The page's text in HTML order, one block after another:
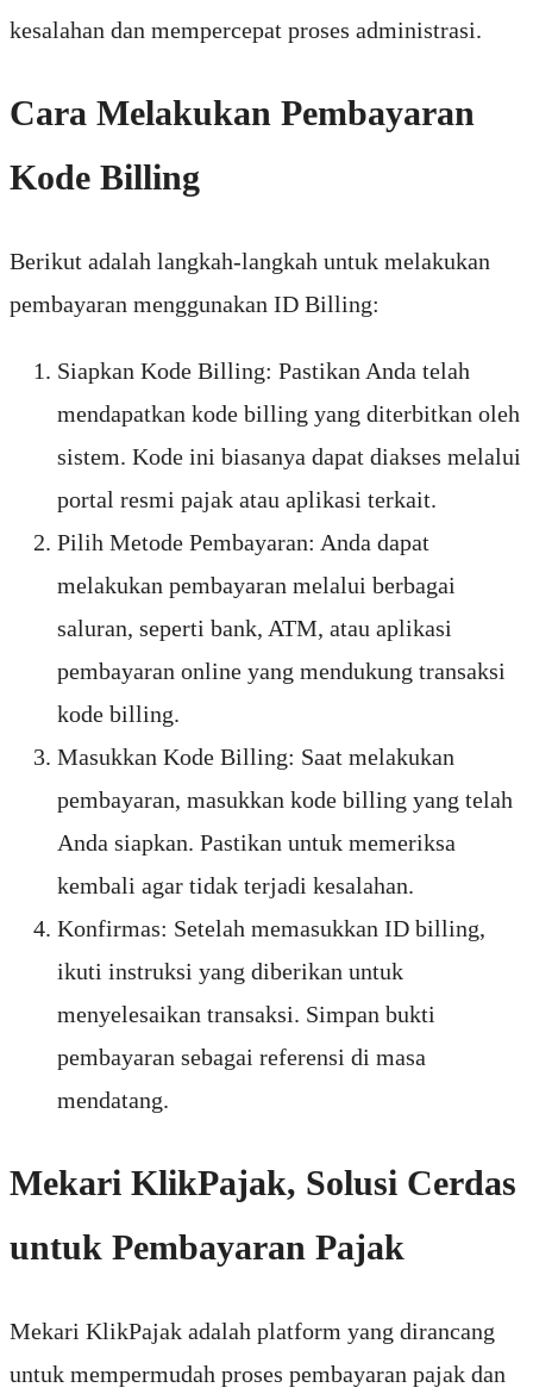
kesalahan dan mempercepat proses administrasi.
Cara Melakukan Pembayaran
Kode Billing
Berikut adalah langkah-langkah untuk melakukan
pembayaran menggunakan ID Billing:
Siapkan Kode Billing: Pastikan Anda telah
mendapatkan kode billing yang diterbitkan oleh
sistem. Kode ini biasanya dapat diakses melalui
portal resmi pajak atau aplikasi terkait.
Pilih Metode Pembayaran: Anda dapat
melakukan pembayaran melalui berbagai
saluran, seperti bank, ATM, atau aplikasi
pembayaran online yang mendukung transaksi
kode billing.
Masukkan Kode Billing: Saat melakukan
pembayaran, masukkan kode billing yang telah
Anda siapkan. Pastikan untuk memeriksa
kembali agar tidak terjadi kesalahan.
Konfirmas: Setelah memasukkan ID billing,
ikuti instruksi yang diberikan untuk
menyelesaikan transaksi. Simpan bukti
pembayaran sebagai referensi di masa
mendatang.
Mekari KlikPajak, Solusi Cerdas
untuk Pembayaran Pajak
Mekari KlikPajak adalah platform yang dirancang
untuk mempermudah proses pembayaran pajak dan